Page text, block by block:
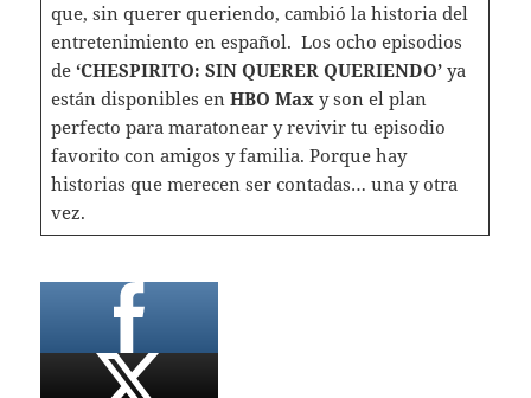
que, sin querer queriendo, cambió la historia del
entretenimiento en español. Los ocho episodios
de ‘CHESPIRITO: SIN QUERER QUERIENDO’ya
están disponibles en HBO Maxy son el plan
perfecto para maratonear y revivir tu episodio
favorito con amigos y familia. Porque hay
historias que merecen ser contadas… una y otra
vez.